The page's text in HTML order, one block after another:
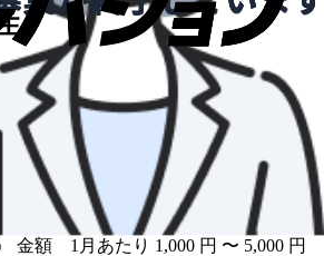
円
金額 1月あたり 1,000 円 〜 5,000 円